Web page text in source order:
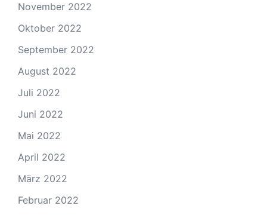
November 2022
Oktober 2022
September 2022
August 2022
Juli 2022
Juni 2022
Mai 2022
April 2022
März 2022
Februar 2022